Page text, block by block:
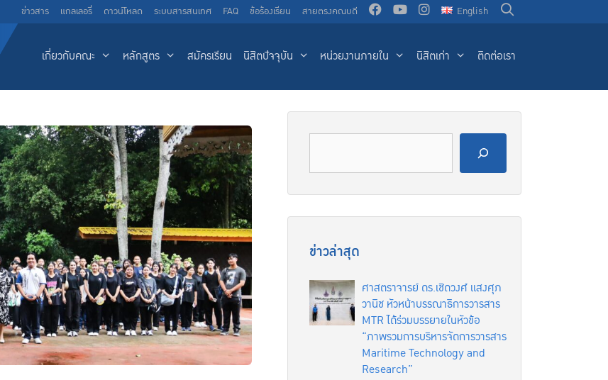
ข่าวสาร แกลเลอรี่ ดาวน์โหลด ระบบสารสนเทศ FAQ ข้อร้องเรียน สายตรงคณบดี English
เกี่ยวกับคณะ หลักสูตร สมัครเรียน นิสิตปัจจุบัน หน่วยงานภายใน นิสิตเก่า ติดต่อเรา
ข่าวล่าสุด
ศาสตราจารย์ ดร.เชิดวงศ์ แสงศุภ
วานิช หัวหน้าบรรณาธิการวารสาร
MTR ได้ร่วมบรรยายในหัวข้อ
“ภาพรวมการบริหารจัดการวารสาร
Maritime Technology and
Research”